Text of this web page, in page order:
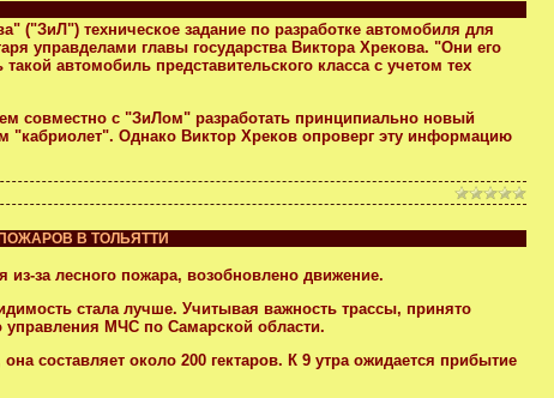
("ЗиЛ") техническое задание по разработке автомобиля для
управделами главы государства Виктора Хрекова. "Они его
автомобиль представительского класса с учетом тех
совместно с "ЗиЛом" разработать принципиально новый
Однако Виктор Хреков опроверг эту информацию
В ТОЛЬЯТТИ
из-за лесного пожара, возобновлено движение.
стала лучше. Учитывая важность трассы, принято
управления МЧС по Самарской области.
составляет около 200 гектаров. К 9 утра ожидается прибытие